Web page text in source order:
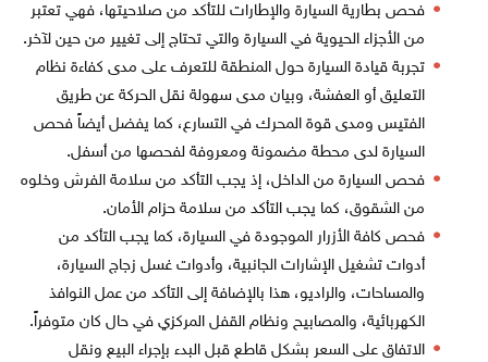
فحص بطارية السيارة والإطارات للتأكد من صلاحيتها، فهي تعتبر
من الأجزاء الحيوية في السيارة والتي تحتاج إلى تغيير من حين لآخر.
تجربة قيادة السيارة حول المنطقة للتعرف على مدى كفاءة نظام
التعليق أو العفشة، وبيان مدى سهولة نقل الحركة عن طريق
الفتيس ومدى قوة المحرك في التسارع، كما يفضل أيضاً فحص
السيارة لدى محطة مضمونة ومعروفة لفحصها من أسفل.
فحص السيارة من الداخل، إذ يجب التأكد من سلامة الفرش وخلوه
من الشقوق، كما يجب التأكد من سلامة حزام الأمان.
فحص كافة الأزرار الموجودة في السيارة، كما يجب التأكد من
أدوات تشغيل الإشارات الجانبية، وأدوات غسل زجاج السيارة،
والمساحات، والراديو، هذا بالإضافة إلى التأكد من عمل النوافذ
الكهربائية، والمصابيح ونظام القفل المركزي في حال كان متوفراً.
الاتفاق على السعر بشكل قاطع قبل البدء بإجراء البيع ونقل